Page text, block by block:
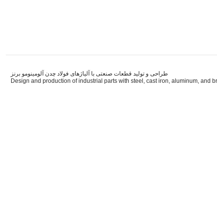
طراحی و تولید قطعات صنعتی با آلیاژهای فولاد چدن آلومینومو برنز
Design and production of industrial parts with steel, cast iron, aluminum, and